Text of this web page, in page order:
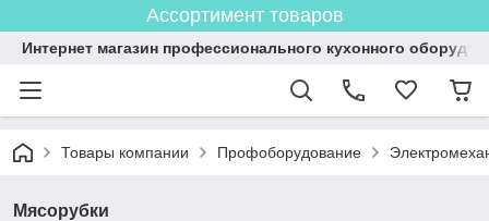
Ассортимент товаров
Интернет магазин профессионального кухонного
Товары компании Профоборудование
Мясорубки